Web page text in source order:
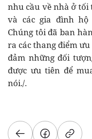
nhu cầu về nhà ở
và các gia đình hộ
Chúng tôi đã ban
ra các thang điểm
đảm những đối
được ưu tiên để
nói./.